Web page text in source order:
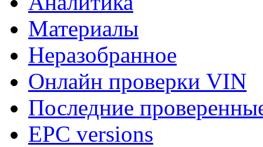
Материалы
Неразобранное
Онлайн проверки VIN
Последние
EPC versions